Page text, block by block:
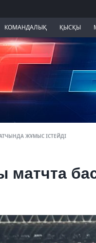
КОМАНДАЛЫҚ ҚЫСҚЫ
ЖҰМЫС ІСТЕЙДІ
матчта